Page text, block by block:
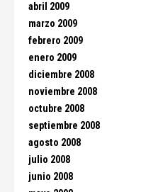
abril 2009
marzo 2009
febrero 2009
enero 2009
diciembre 2008
noviembre 2008
octubre 2008
septiembre 2008
agosto 2008
julio 2008
junio 2008